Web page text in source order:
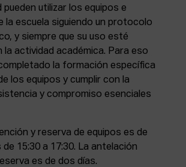
pueden utilizar los equipos e
la escuela siguiendo un protocolo
y siempre que su uso esté
la actividad académica. Para eso
la formación específica
los equipos y cumplir con la
y compromiso esenciales
y reserva de equipos es de
15:30 a 17:30. La antelación
es de dos días.